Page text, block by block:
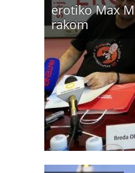
erotiko Max
rakom